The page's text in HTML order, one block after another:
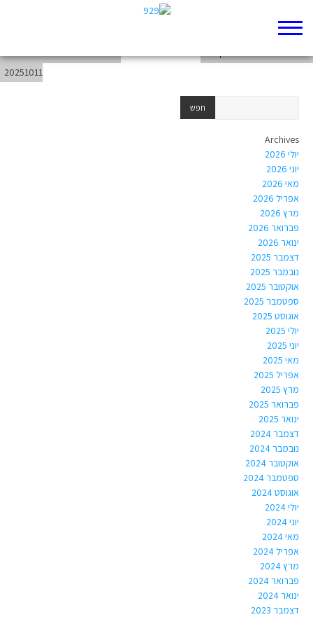
20251011
Archives
יולי 2026
יוני 2026
מאי 2026
אפריל 2026
מרץ 2026
פברואר 2026
ינואר 2026
דצמבר 2025
נובמבר 2025
אוקטובר 2025
ספטמבר 2025
אוגוסט 2025
יולי 2025
יוני 2025
מאי 2025
אפריל 2025
מרץ 2025
פברואר 2025
ינואר 2025
דצמבר 2024
נובמבר 2024
אוקטובר 2024
ספטמבר 2024
אוגוסט 2024
יולי 2024
יוני 2024
מאי 2024
אפריל 2024
מרץ 2024
פברואר 2024
ינואר 2024
דצמבר 2023